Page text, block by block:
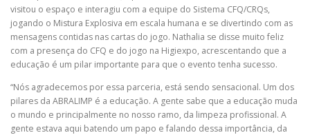
visitou o espaço e interagiu com a equipe do Sistema CFQ/CRQs,
jogando o Mistura Explosiva em escala humana e se divertindo com as
mensagens contidas nas cartas do jogo. Nathalia se disse muito feliz
com a presença do CFQ e do jogo na Higiexpo, acrescentando que a
educação é um pilar importante para que o evento tenha sucesso.
“Nós agradecemos por essa parceria, está sendo sensacional. Um dos
pilares da ABRALIMP é a educação. A gente sabe que a educação muda
o mundo e principalmente no nosso ramo, da limpeza profissional. A
gente estava aqui batendo um papo e falando dessa importância, da